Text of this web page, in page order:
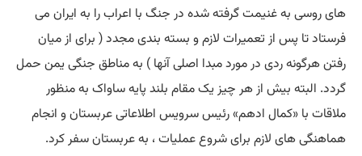
های روسی به غنیمت گرفته شده در جنگ با اعراب را به ایران می
فرستاد تا پس از تعمیرات لازم و بسته بندی مجدد ( برای از میان
رفتن هرگونه ردی در مورد مبدا اصلی آنها ) به مناطق جنگی یمن حمل
گردد. البته بیش از هر چیز یک مقام بلند پایه ساواک به منظور
ملاقات با «کمال ادهم» رئیس سرویس اطلاعاتی عربستان و انجام
هماهنگی های لازم برای شروع عملیات ، به عربستان سفر کرد.